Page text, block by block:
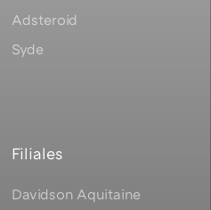
Adsteroid
Syde
Filiales
Davidson Aquitaine